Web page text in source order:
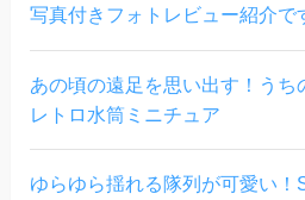
写真付きフォトレビュー紹介で
あの頃の遠足を思い出す！うち
レトロ水筒ミニチュア
ゆらゆら揺れる隊列が可愛い！